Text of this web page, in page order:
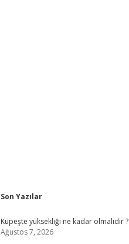
Sidebar
Son Yazılar
Küpeşte yüksekliği ne kadar olmalıdır ?
Ağustos 7, 2026